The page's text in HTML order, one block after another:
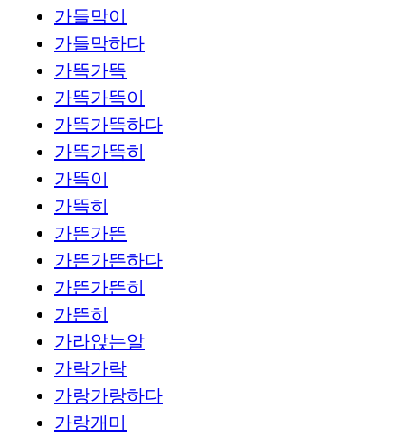
가들막이
가들막하다
가뜩가뜩
가뜩가뜩이
가뜩가뜩하다
가뜩가뜩히
가뜩이
가뜩히
가뜬가뜬
가뜬가뜬하다
가뜬가뜬히
가뜬히
가라앉는알
가락가락
가랑가랑하다
가랑개미